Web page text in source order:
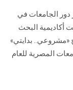
دور الجامعات في
أكاديمية البحث
«مشروعي.. بدايتي»
المصرية للعام